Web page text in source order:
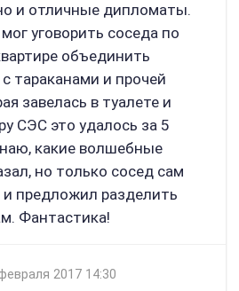
и отличные дипломаты.
уговорить соседа по
объединить
тараканами и прочей
завелась в туалете и
СЭС это удалось за 5
какие волшебные
но только сосед сам
предложил разделить
Фантастика!
2017 14:30